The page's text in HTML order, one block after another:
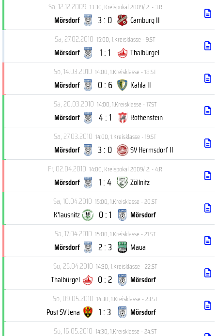
Sa, 12.12.2009 13:30,Kreispokal 2009/ 2. - 3.R
Mörsdorf 3 : 0
Camburg II
Sa, 27.02.2010 15:00,1.Kreisklasse - 9.ST
Mörsdorf 1 : 1
Thalbürgel
So, 14.03.2010 14:00,1.Kreisklasse - 18.ST
Mörsdorf 0 : 6
Kahla II
Sa, 20.03.2010 14:00,1.Kreisklasse - 17.ST
Mörsdorf 4 : 1
Rothenstein
Sa, 27.03.2010 14:00,1.Kreisklasse - 19.ST
Mörsdorf 3 : 0
SV Hermsdorf II
Fr, 02.04.2010 14:00,Kreispokal 2009/ 2. - 4.R
Mörsdorf 1 : 4
Zöllnitz
Sa, 10.04.2010 15:00,1.Kreisklasse - 20.ST
K'lausnitz 0 : 1
Mörsdorf
Sa, 17.04.2010 15:00,1.Kreisklasse - 21.ST
Mörsdorf 2 : 3
Maua
So, 25.04.2010 14:30,1.Kreisklasse - 22.ST
Thalbürgel 0 : 2
Mörsdorf
So, 09.05.2010 14:30,1.Kreisklasse - 23.ST
Post SV Jena 1 : 3
Mörsdorf
So, 16.05.2010 14:30,1.Kreisklasse - 24.ST